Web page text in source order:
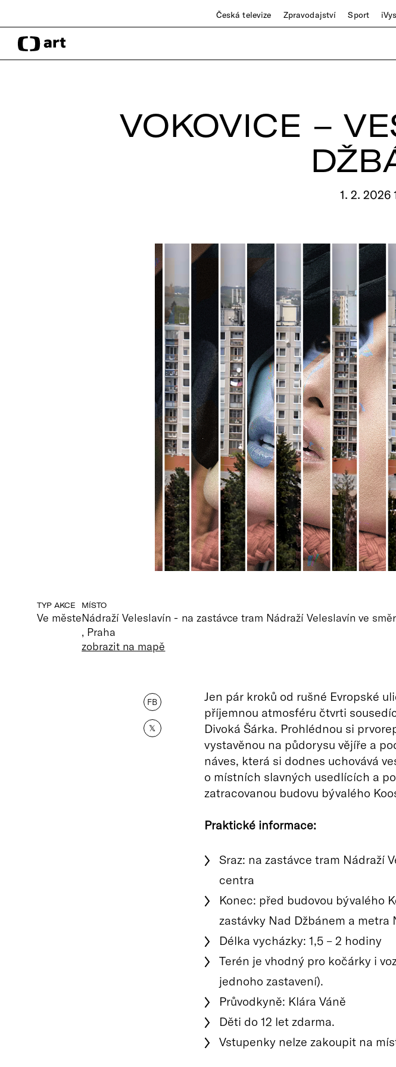
Česká televize Zpravodajství Sport
VOKOVICE –
1. 2. 2026
TYP AKCE
Ve měste
MÍSTO
Nádraží Veleslavín - na zastávce tram Nádraží Veleslavín ve
, Praha
zobrazit na mapě
FB
𝕏
Jen pár kroků od rušné Evropské
příjemnou atmosféru čtvrti
Divoká Šárka. Prohlédnou si
vystavěnou na půdorysu vějíře a
náves, která si dodnes uchovává
o místních slavných usedlících a
zatracovanou budovu bývalého
Praktické informace:
Sraz: na zastávce tram Nádraží
centra
Konec: před budovou bývalého
zastávky Nad Džbánem a metra
Délka vycházky: 1,5 – 2 hodiny
Terén je vhodný pro kočárky i
jednoho zastavení).
Průvodkyně: Klára Váně
Děti do 12 let zdarma.
Vstupenky nelze zakoupit na